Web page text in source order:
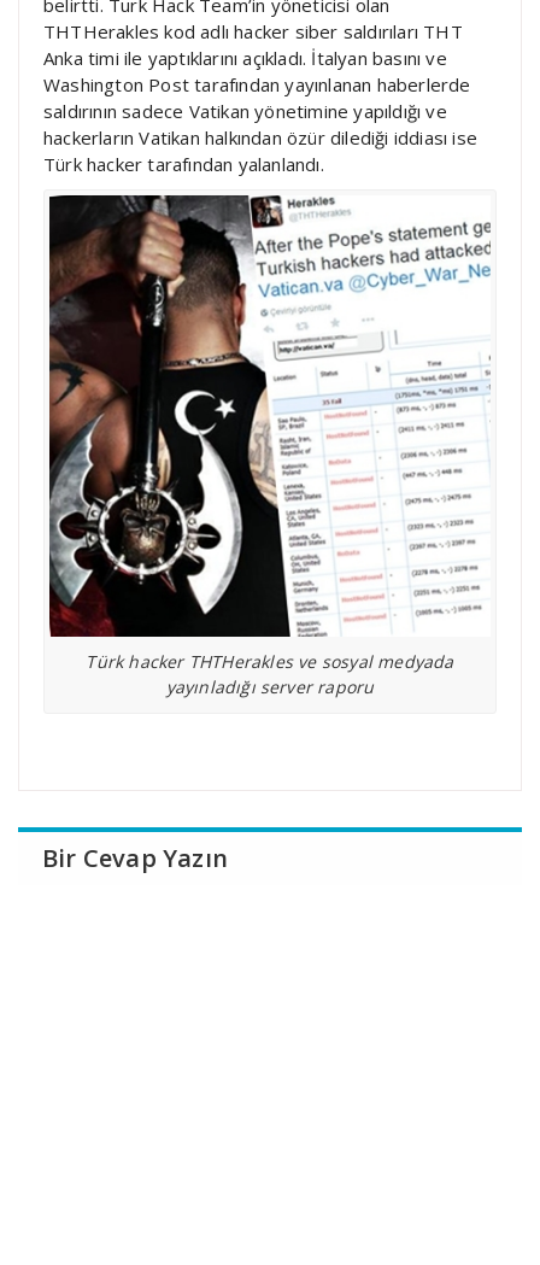
THTHerakles kod adlı hacker siber saldırıları THT
Anka timi ile yaptıklarını açıkladı. İtalyan basını ve
Washington Post tarafından yayınlanan haberlerde
saldırının sadece Vatikan yönetimine yapıldığı ve
hackerların Vatikan halkından özür dilediği iddiası ise
Türk hacker tarafından yalanlandı.
Türk hacker THTHerakles ve sosyal medyada
yayınladığı server raporu
Bir Cevap Yazın